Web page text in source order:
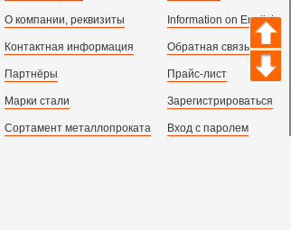
О компании, реквизиты
Контактная информация
Партнёры
Марки стали
Сортамент металлопроката
Information on English
Обратная связь
Прайс-лист
Зарегистрироваться
Вход с паролем